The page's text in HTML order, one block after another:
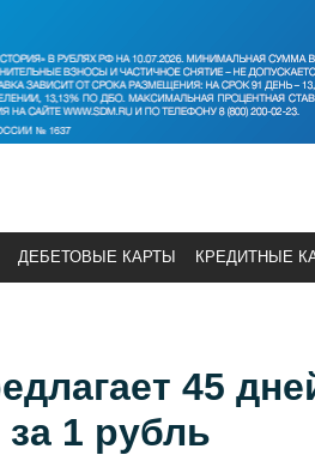
ДЕБЕТОВЫЕ КАРТЫ КРЕДИТНЫЕ
45
1 рубль